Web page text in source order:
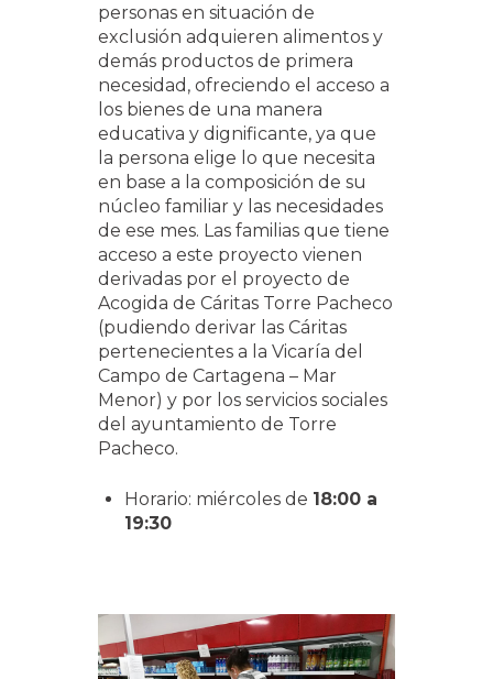
personas en situación de
exclusión adquieren alimentos y
demás productos de primera
necesidad, ofreciendo el acceso a
los bienes de una manera
educativa y dignificante, ya que
la persona elige lo que necesita
en base a la composición de su
núcleo familiar y las necesidades
de ese mes. Las familias que tiene
acceso a este proyecto vienen
derivadas por el proyecto de
Acogida de Cáritas Torre Pacheco
(pudiendo derivar las Cáritas
pertenecientes a la Vicaría del
Campo de Cartagena – Mar
Menor) y por los servicios sociales
del ayuntamiento de Torre
Pacheco.
Horario: miércoles de 18:00 a
19:30